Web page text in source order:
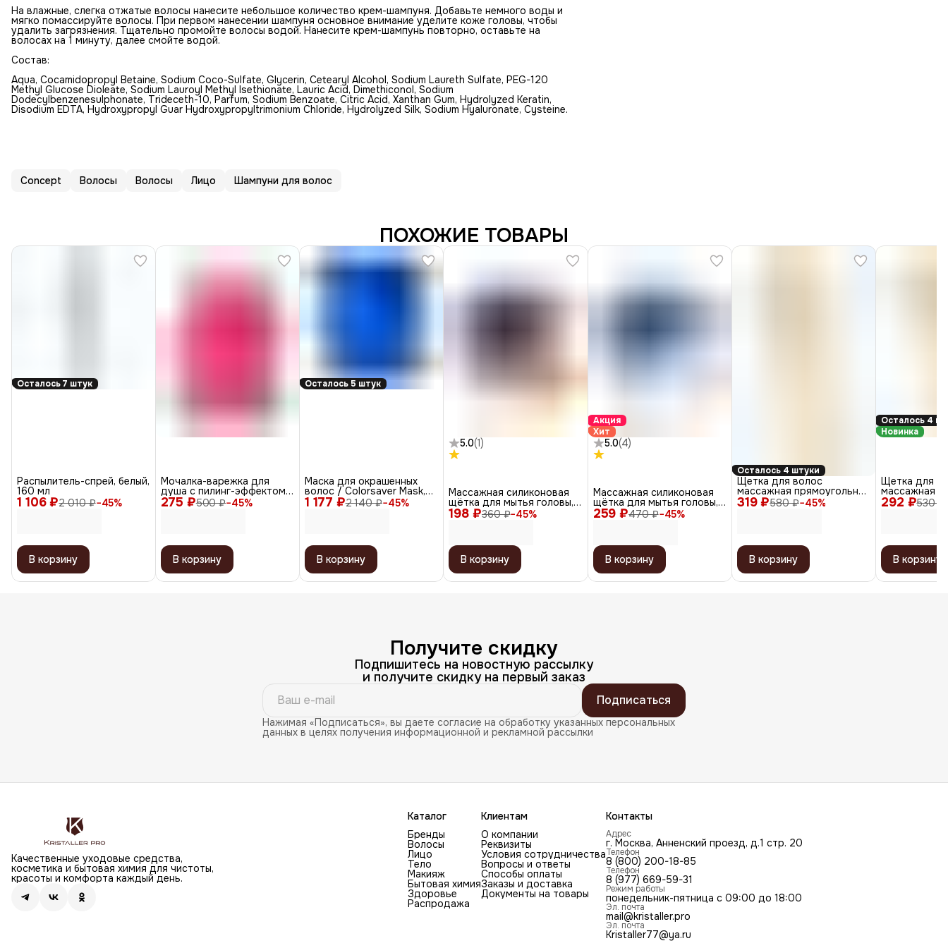
На влажные, слегка отжатые волосы нанесите небольшое количество крем-шампуня. Добавьте немного воды и
мягко помассируйте волосы. При первом нанесении шампуня основное внимание уделите коже головы, чтобы
удалить загрязнения. Тщательно промойте волосы водой. Нанесите крем-шампунь повторно, оставьте на
волосах на 1 минуту, далее смойте водой.
Состав:
Aqua, Cocamidopropyl Betaine, Sodium Coco-Sulfate, Glycerin, Cetearyl Alcohol, Sodium Laureth Sulfate, PEG-120
Methyl Glucose Dioleate, Sodium Lauroyl Methyl Isethionate, Lauric Acid, Dimethiconol, Sodium
Dodecylbenzenesulphonate, Trideceth-10, Parfum, Sodium Benzoate, Citric Acid, Xanthan Gum, Hydrolyzed Keratin,
Disodium EDTA, Hydroxypropyl Guar Hydroxypropyltrimonium Chloride, Hydrolyzed Silk, Sodium Hyaluronate, Cysteine.
Concept Волосы Волосы Лицо Шампуни для волос
ПОХОЖИЕ ТОВАРЫ
Осталось 7 штук
1 106 ₽2 010 ₽−45%
Распылитель-спрей, белый,
160 мл
В корзину
275 ₽500 ₽−45%
Мочалка-варежка для
душа с пилинг-эффектом,
уплотненная, розовый
В корзину
Осталось 5 штук
1 177 ₽2 140 ₽−45%
Маска для окрашенных
волос / Colorsaver Mask,
500 мл
В корзину
5.0(1)
198 ₽360 ₽−45%
Массажная силиконовая
щётка для мытья головы,
желтый
В корзину
Акция
Хит
5.0(4)
259 ₽470 ₽−45%
Массажная силиконовая
щётка для мытья головы,
белый
В корзину
Осталось 4 штуки
319 ₽580 ₽−45%
Щетка для волос
массажная прямоугольная
/ Эко DBW437ECO
В корзину
Осталось 4
Новинка
292 ₽530 ₽
Щетка для
массажная
В корзину
Получите скидку
Подпишитесь на новостную рассылку
и получите скидку на первый заказ
Подписаться
Нажимая «Подписаться», вы даете согласие на обработку указанных персональных
данных в целях получения информационной и рекламной рассылки
Качественные уходовые средства,
косметика и бытовая химия для чистоты,
красоты и комфорта каждый день.
Каталог
Бренды
Волосы
Лицо
Тело
Макияж
Бытовая химия
Здоровье
Распродажа
Клиентам
О компании
Реквизиты
Условия сотрудничества
Вопросы и ответы
Способы оплаты
Заказы и доставка
Документы на товары
Контакты
Адрес
г. Москва, Анненский проезд, д.1 стр. 20
Телефон
8 (800) 200-18-85
Телефон
8 (977) 669-59-31
Режим работы
понедельник-пятница с 09:00 до 18:00
Эл. почта
mail@kristaller.pro
Эл. почта
Kristaller77@ya.ru